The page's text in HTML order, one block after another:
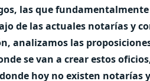
las que
de las actuales notarías y
analizamos las
se van a crear estos
hoy no existen notarías